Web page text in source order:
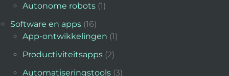
Autonome robots (1)
Software en apps (16)
App-ontwikkelingen (1)
Productiviteitsapps (2)
Automatiseringstools (3)